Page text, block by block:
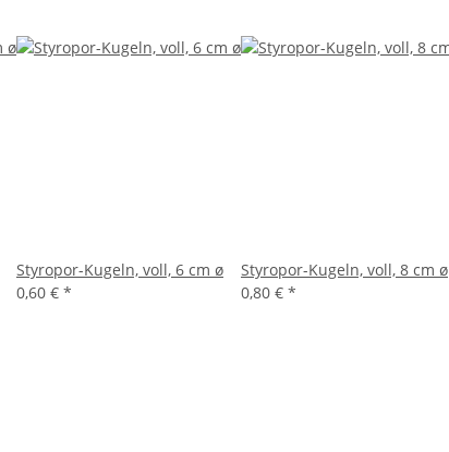
Styropor-Kugeln, voll, 6 cm ø
0,60 € *
Styropor-Kugeln, voll, 8 cm ø
0,80 € *